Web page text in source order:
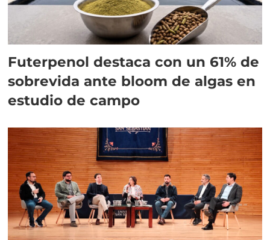
Futerpenol destaca con un 61% de
sobrevida ante bloom de algas en
estudio de campo